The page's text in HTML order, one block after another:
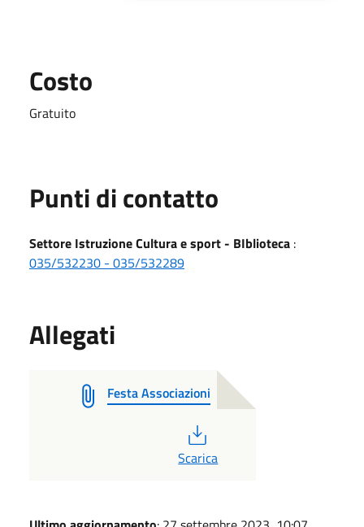
Costo
Gratuito
Punti di contatto
Settore Istruzione Cultura e sport - BIblioteca :
035/532230 - 035/532289
Allegati
Festa Associazioni
Scarica